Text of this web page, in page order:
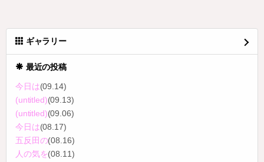
ギャラリー
最近の投稿
今日は(09.14)
(untitled)(09.13)
(untitled)(09.06)
今日は(08.17)
五反田の(08.16)
人の気を(08.11)